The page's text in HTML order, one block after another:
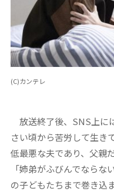
(C)カンテレ
放送終了後、SNS上に
さい頃から苦労して生き
低最悪な夫であり、父親
「姉弟がふびんでなら
の子どもたちまで巻き込